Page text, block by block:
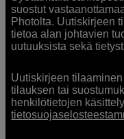
suostut
Photolta. Uutiskirjeen
tietoa alan johtavien
uutuuksista sekä
Uutiskirjeen
tilauksen tai
henkilötietojen